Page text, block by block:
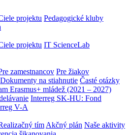
projektu Pedagogické kluby
projektu IT ScienceLab
zamestnancov Pre žiakov
Dokumenty na stiahnutie Časté otázky
Erasmus+ mládež (2021 – 2027)
Interreg SK-HU: Fond
V-A
tím Akčný plán Naše aktivity